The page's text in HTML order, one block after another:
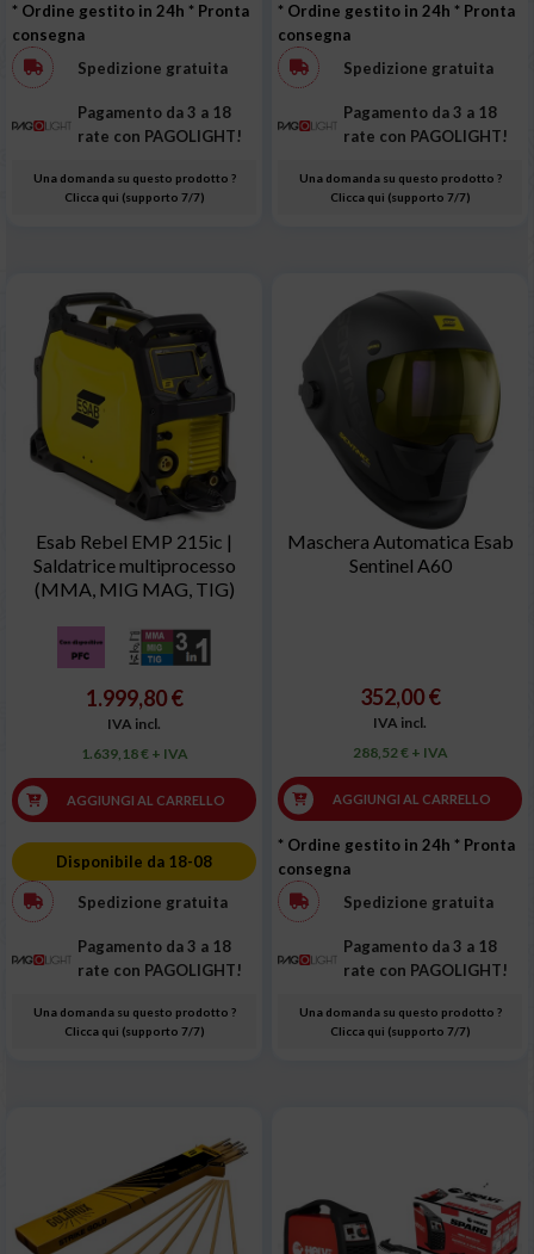
* Ordine gestito in 24h * Pronta
consegna
Spedizione gratuita
Pagamento da 3 a 18
rate con PAGOLIGHT!
Una domanda su questo prodotto ?
Clicca qui (supporto 7/7)
* Ordine gestito in 24h * Pronta
consegna
Spedizione gratuita
Pagamento da 3 a 18
rate con PAGOLIGHT!
Una domanda su questo prodotto ?
Clicca qui (supporto 7/7)
Esab Rebel EMP 215ic |
Saldatrice multiprocesso
(MMA, MIG MAG, TIG)
1.999,80 €
IVA incl.
1.639,18 € + IVA
AGGIUNGI AL CARRELLO
Disponibile da 18-08
Spedizione gratuita
Pagamento da 3 a 18
rate con PAGOLIGHT!
Una domanda su questo prodotto ?
Clicca qui (supporto 7/7)
Maschera Automatica Esab
Sentinel A60
352,00 €
IVA incl.
288,52 € + IVA
AGGIUNGI AL CARRELLO
* Ordine gestito in 24h * Pronta
consegna
Spedizione gratuita
Pagamento da 3 a 18
rate con PAGOLIGHT!
Una domanda su questo prodotto ?
Clicca qui (supporto 7/7)